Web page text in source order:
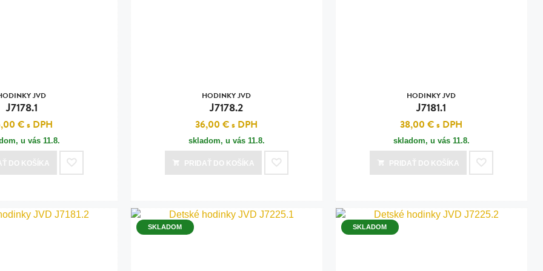
oceľ
oceľ
oceľ
JVD
J7178.1
€s DPH
u vás 11.8.
DO KOŠÍKA
HODINKY JVD
J7178.2
36,00 €s DPH
skladom, u vás 11.8.
PRIDAŤDO KOŠÍKA
HODINKY JVD
J7181.1
38,00 €s DPH
skladom, u vás 11.8.
PRIDAŤDO KOŠÍKA
SKLADOM SKLADOM